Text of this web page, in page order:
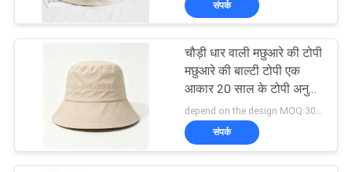
खेल पिताजी सलाम
162
संपर्क
चौड़ी धार वाली मछुआरे की टोपी
मछुआरे की बाल्टी टोपी एक
आकार 20 साल के टोपी अनुभव
से बेहतर आउटडोर उत्साही के
लिए एकदम सही
संपर्क